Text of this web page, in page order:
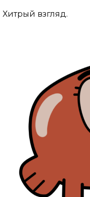
Хитрый взгляд.